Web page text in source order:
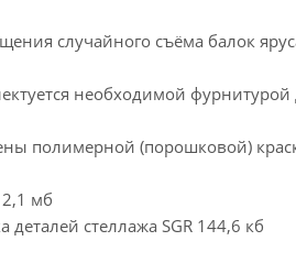
случайного съёма балок
необходимой фурнитурой
полимерной (порошковой)
2,1 мб
деталей стеллажа SGR 144,6 кб